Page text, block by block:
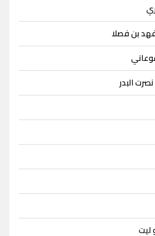
بن فصلا
نصرت البدر
ليت